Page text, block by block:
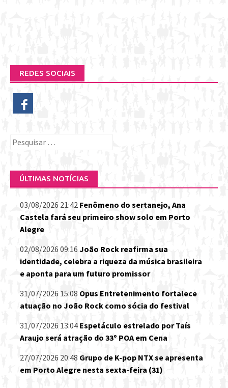
REDES SOCIAIS
Pesquisar
ÚLTIMAS NOTÍCIAS
03/08/2026 21:42 Fenômeno do sertanejo, Ana
Castela fará seu primeiro show solo em Porto
Alegre
02/08/2026 09:16 João Rock reafirma sua
identidade, celebra a riqueza da música brasileira
e aponta para um futuro promissor
31/07/2026 15:08 Opus Entretenimento fortalece
atuação no João Rock como sócia do festival
31/07/2026 13:04 Espetáculo estrelado por Taís
Araujo será atração do 33º POA em Cena
27/07/2026 20:48 Grupo de K-pop NTX se apresenta
em Porto Alegre nesta sexta-feira (31)